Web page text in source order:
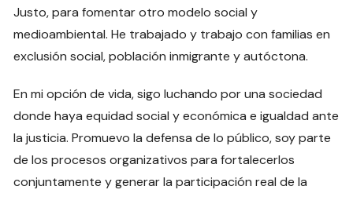
Justo, para fomentar otro modelo social y
medioambiental. He trabajado y trabajo con familias en
exclusión social, población inmigrante y autóctona.
En mi opción de vida, sigo luchando por una sociedad
donde haya equidad social y económica e igualdad ante
la justicia. Promuevo la defensa de lo público, soy parte
de los procesos organizativos para fortalecerlos
conjuntamente y generar la participación real de la